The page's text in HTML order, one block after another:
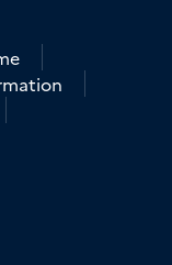
recrute
marine recrute
La marine
La marine
compte La